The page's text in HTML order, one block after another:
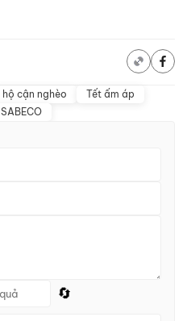
hộ cận nghèo
Tết ấm áp
SABECO
🔄